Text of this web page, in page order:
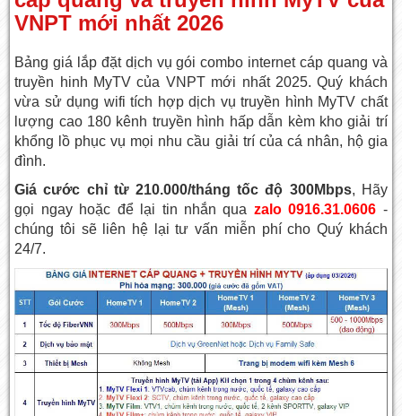
VNPT mới nhất 2026
Bảng giá lắp đặt dịch vụ gói combo internet cáp quang và
truyền hinh MyTV của VNPT mới nhất 2025. Quý khách
vừa sử dụng wifi tích hợp dịch vụ truyền hình MyTV chất
lượng cao 180 kênh truyền hình hấp dẫn kèm kho giải trí
khổng lồ phục vụ mọi nhu cầu giải trí của cá nhân, hộ gia
đình.
Giá cước chỉ từ 210.000/tháng tốc độ 300Mbps, Hãy
gọi ngay hoặc để lại tin nhắn qua zalo 0916.31.0606 -
chúng tôi sẽ liên hệ lại tư vấn miễn phí cho Quý khách
24/7.